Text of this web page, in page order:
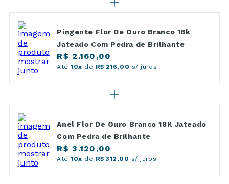
Pingente Flor De Ouro Branco 18k
Jateado Com Pedra de Brilhante
R$ 2.160,00
Até10x de R$ 216,00 s/ juros
Anel Flor De Ouro Branco 18K Jateado
Com Pedra de Brilhante
R$ 3.120,00
Até10x de R$ 312,00 s/ juros